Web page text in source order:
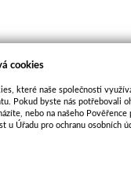
cookies
které naše společnosti
Pokud byste nás potřebovali
nebo na našeho
u Úřadu pro ochranu osobních